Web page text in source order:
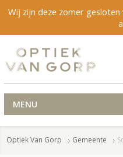
Wij zijn deze zomer
MENU
Optiek Van Gorp Gemeente